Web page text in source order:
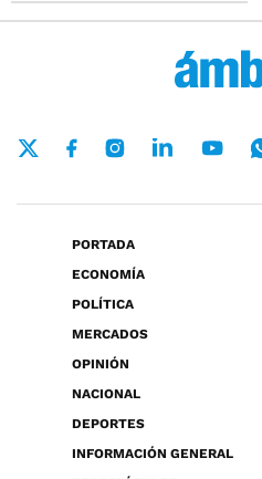
PORTADA
ECONOMÍA
POLÍTICA
MERCADOS
OPINIÓN
NACIONAL
DEPORTES
INFORMACIÓN GENERAL